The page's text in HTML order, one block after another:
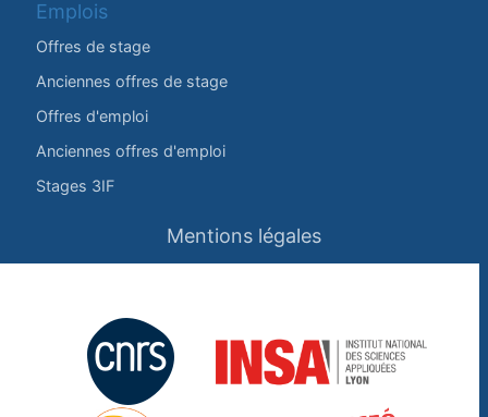
Emplois
Offres de stage
Anciennes offres de stage
Offres d'emploi
Anciennes offres d'emploi
Stages 3IF
Mentions légales